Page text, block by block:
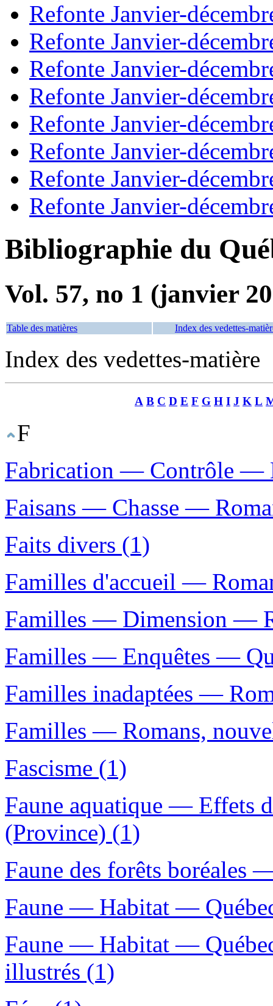
Refonte Janvier-
Refonte Janvier-
Refonte Janvier-
Refonte Janvier-
Refonte Janvier-
Refonte Janvier-
Refonte Janvier-
Refonte Janvier-
Bibliographie du
Vol. 57, no 1 (janvier
Table des matières Index des vedettes-
Index des vedettes-matière
A B C D E F G H I J K L
F
Fabrication — Contrôle —
Faisans — Chasse —
Faits divers (1)
Familles d'accueil —
Familles — Dimension —
Familles — Enquêtes —
Familles inadaptées —
Familles — Romans,
Fascisme (1)
Faune aquatique — Effets
(Province) (1)
Faune des forêts boréales
Faune — Habitat —
Faune — Habitat —
illustrés (1)